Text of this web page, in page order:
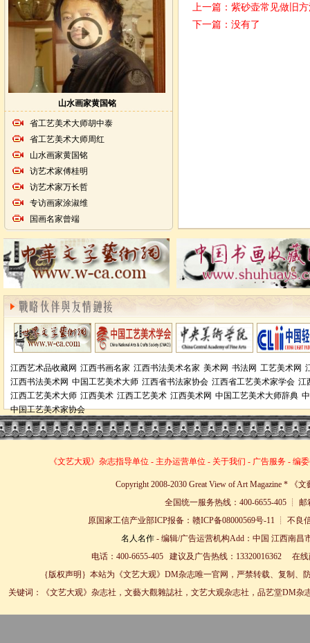
山水画家黄国铭
省工艺美术大师胡中泰
省工艺美术大师周红
山水画家黄国铭
访艺术家傅桂明
访艺术家万长哲
专访画家涂淑维
国画名家曾端
上一篇： 紫砂壶常见做旧
下一篇：没有了
江西艺术品收藏网 江西书画名家 江西书法美术名家 美术网 书法网 工艺美术网
江西书法美术网 中国工艺美术大师 江西省书法家协会 江西省工艺美术家学会 江
江西工艺美术大师 江西美术 江西工艺美术 江西美术网 中国工艺美术大师辞典
中国工艺美术家协会
《文艺大观》杂志指导单位 - 主办运营单位 - 关于我们 - 广告服务 - 编
Copyright 2008-2030 Great View of Art Magazine * 《
全国统一服务热线：400-6655-405 ┊ 邮
原国家工信产业部ICP报备：赣ICP备08000569号-11 ┊ 不
名人名作- 编辑/广告运营机构Add：中国 江西南昌
电话：400-6655-405 建议及广告热线：13320016362 在
｛版权声明｝本站为《文艺大观》DM杂志唯一官网，严禁转载、复制
关键词：《文艺大观》杂志社，文藝大觀雜誌社，文艺大观杂志社，品艺堂DM